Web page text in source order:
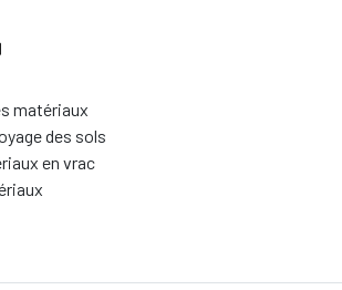
matériaux
des sols
en vrac